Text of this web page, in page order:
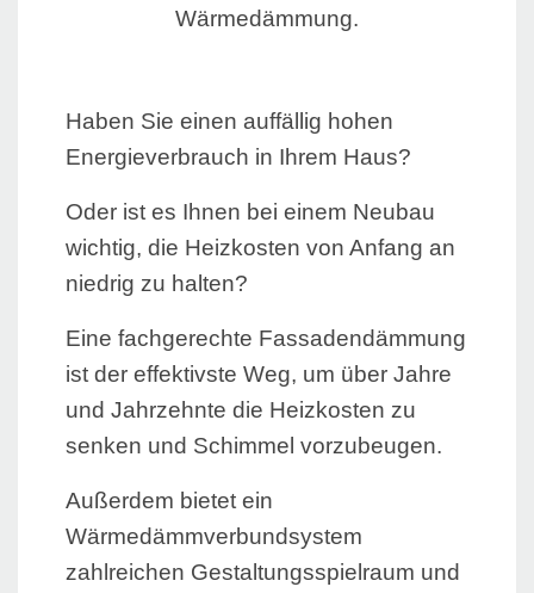
Wärmedämmung.
Haben Sie einen auffällig hohen
Energieverbrauch in Ihrem Haus?
Oder ist es Ihnen bei einem Neubau
wichtig, die Heizkosten von Anfang an
niedrig zu halten?
Eine fachgerechte Fassadendämmung
ist der effektivste Weg, um über Jahre
und Jahrzehnte die Heizkosten zu
senken und Schimmel vorzubeugen.
Außerdem bietet ein
Wärmedämmverbundsystem
zahlreichen Gestaltungsspielraum und